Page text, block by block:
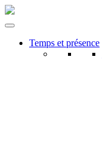
Temps et présence